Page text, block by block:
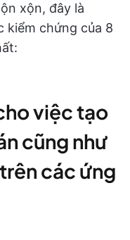
xộn, đây là
kiểm chứng của 8
việc tạo
cũng như
các ứng